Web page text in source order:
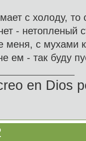
с холоду, то
- нетопленый
меня, с мухами
ем - так буду
en Dios